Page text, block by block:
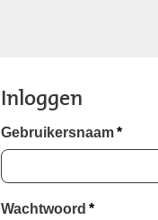
Inloggen
Gebruikersnaam *
Wachtwoord *